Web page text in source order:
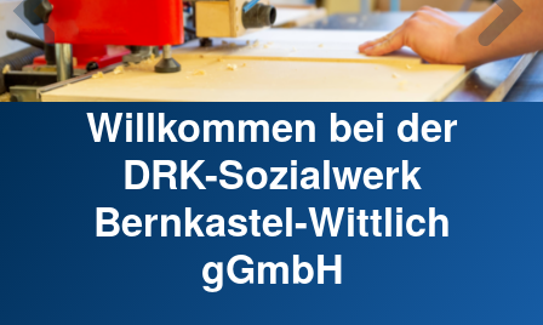
Willkommen bei der
DRK-Sozialwerk
Bernkastel-Wittlich
gGmbH